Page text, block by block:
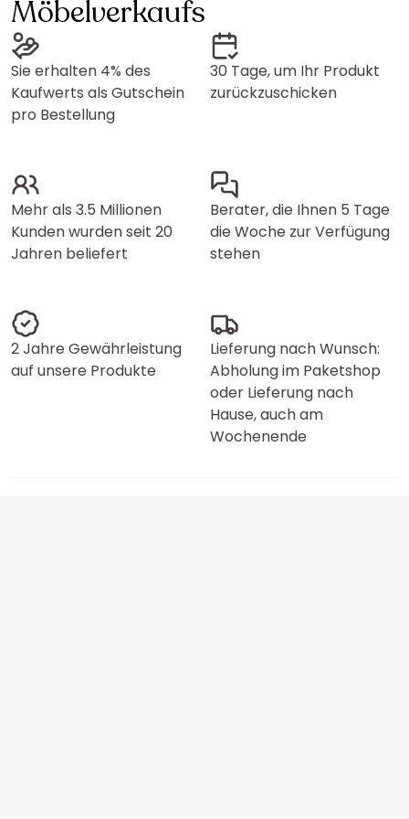
Möbelverkaufs
Sie erhalten 4% des
Kaufwerts als Gutschein
pro Bestellung
30 Tage, um Ihr Produkt
zurückzuschicken
Mehr als 3.5 Millionen
Kunden wurden seit 20
Jahren beliefert
Berater, die Ihnen 5 Tage
die Woche zur Verfügung
stehen
2 Jahre Gewährleistung
auf unsere Produkte
Lieferung nach Wunsch:
Abholung im Paketshop
oder Lieferung nach
Hause, auch am
Wochenende